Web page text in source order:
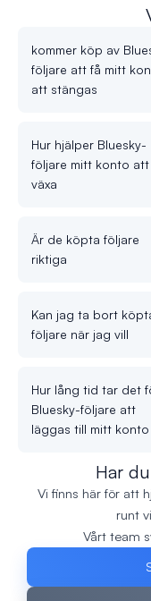
kommer köp av
följare att få mitt
att stängas
Hur hjälper Bluesky-
följare mitt konto att
växa
Är de köpta följare
riktiga
Kan jag ta bort
följare när jag vill
Hur lång tid tar det
Bluesky-följare att
läggas till mitt konto
Har
Vi finns här för att
runt
Vårt team